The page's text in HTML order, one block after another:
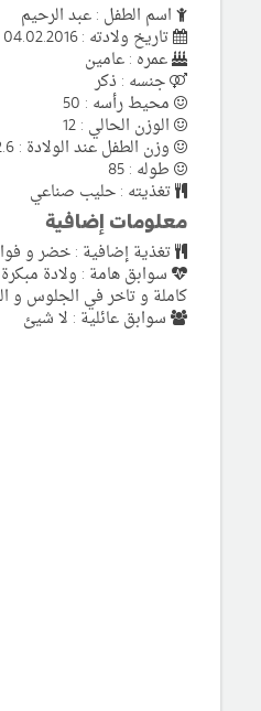
اسم الطفل : عبد الرحيم
تاريخ ولادته : 04.02.2016
عمره : عامين
جنسه : ذكر
محيط رأسه : 50
الوزن الحالي : 12
وزن الطفل عند الولادة : 2.6
طوله : 85
تغذيته : حليب صناعي
معلومات إضافية
تغذية إضافية : خضر و
سوابق هامة : ولادة
كاملة و تاخر في الجلوس و
سوابق عائلية : لا شيئ